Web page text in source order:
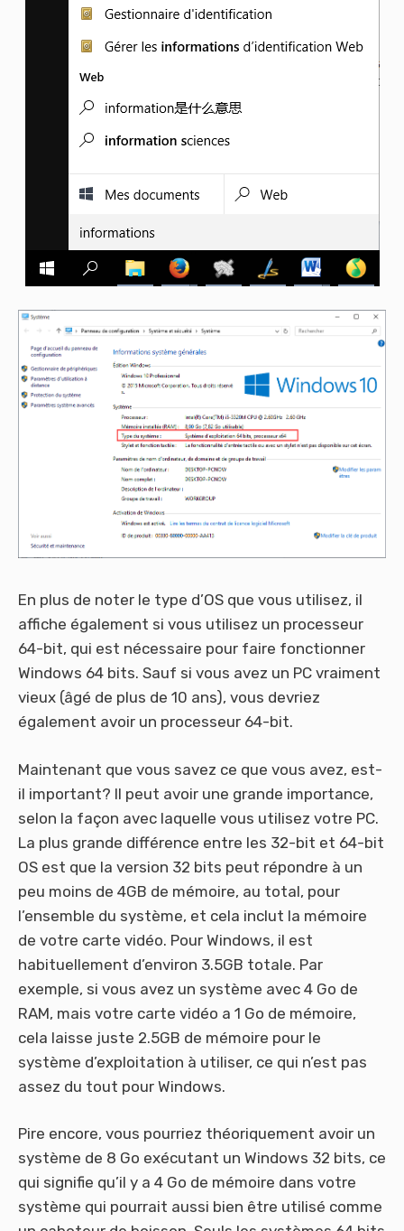
En plus de noter le type d’OS que vous utilisez, il
affiche également si vous utilisez un processeur
64-bit, qui est nécessaire pour faire fonctionner
Windows 64 bits. Sauf si vous avez un PC vraiment
vieux (âgé de plus de 10 ans), vous devriez
également avoir un processeur 64-bit.
Maintenant que vous savez ce que vous avez, est-
il important? Il peut avoir une grande importance,
selon la façon avec laquelle vous utilisez votre PC.
La plus grande différence entre les 32-bit et 64-bit
OS est que la version 32 bits peut répondre à un
peu moins de 4GB de mémoire, au total, pour
l’ensemble du système, et cela inclut la mémoire
de votre carte vidéo. Pour Windows, il est
habituellement d’environ 3.5GB totale. Par
exemple, si vous avez un système avec 4 Go de
RAM, mais votre carte vidéo a 1 Go de mémoire,
cela laisse juste 2.5GB de mémoire pour le
système d’exploitation à utiliser, ce qui n’est pas
assez du tout pour Windows.
Pire encore, vous pourriez théoriquement avoir un
système de 8 Go exécutant un Windows 32 bits, ce
qui signifie qu’il y a 4 Go de mémoire dans votre
système qui pourrait aussi bien être utilisé comme